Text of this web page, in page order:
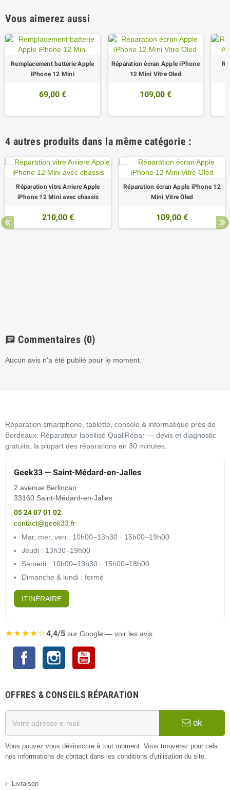
Vous aimerez aussi
Remplacement batterie Apple
iPhone 12 Mini
69,00 €
Réparation écran Apple iPhone
12 Mini Vitre Oled
109,00 €
4 autres produits dans la même catégorie :
Réparation vitre Arriere Apple
iPhone 12 Mini avec chassis
210,00 €
Réparation écran Apple iPhone 12
Mini Vitre Oled
109,00 €
chat Commentaires (0)
Aucun avis n'a été publié pour le moment.
Réparation smartphone, tablette, console & informatique près de
Bordeaux. Réparateur labellisé QualiRépar — devis et diagnostic
gratuits, la plupart des réparations en 30 minutes.
Geek33 — Saint-Médard-en-Jalles
2 avenue Berlincan
33160 Saint-Médard-en-Jalles
05 24 07 01 02
contact@geek33.fr
Mar, mer, ven : 10h00–13h30 · 15h00–19h00
Jeudi : 13h30–19h00
Samedi : 10h00–13h30 · 15h00–18h00
Dimanche & lundi : fermé
ITINÉRAIRE
★★★★☆4,4/5 sur Google — voir les avis
Facebook Instagram
OFFRES & CONSEILS RÉPARATION
ok
Vous pouvez vous désinscrire à tout moment. Vous trouverez pour cela
nos informations de contact dans les conditions d'utilisation du site.
Livraison